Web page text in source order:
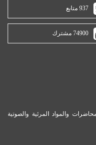
937 متابع
74900 مشترك
والمواد المرئية والصوتية